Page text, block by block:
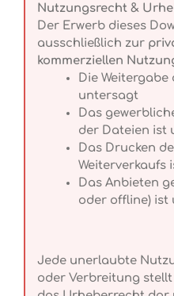
Nutzungsrecht &
Der Erwerb dieses
ausschließlich zur
kommerziellen
Die
untersagt
Das
der Dateien ist
Das Drucken
Weiterverkaufs
Das Anbieten
oder offline) ist
Jede unerlaubte
oder Verbreitung